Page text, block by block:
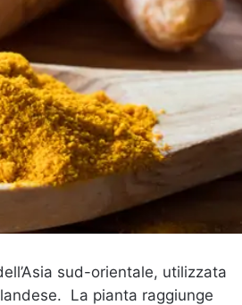
sud-orientale, utilizzata
La pianta raggiunge